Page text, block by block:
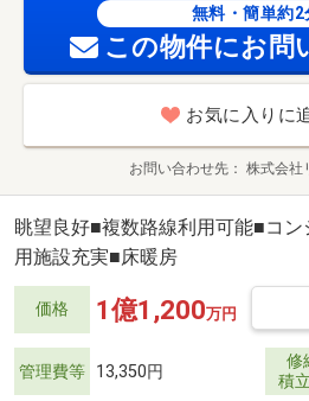
無料・簡単約2
この物件にお問
お気に入りに
お問い合わせ先 株式会社
眺望良好■複数路線利用可能■コ
用施設充実■床暖房
価格 1億1,200万円
管理費等 13,350円
修
積